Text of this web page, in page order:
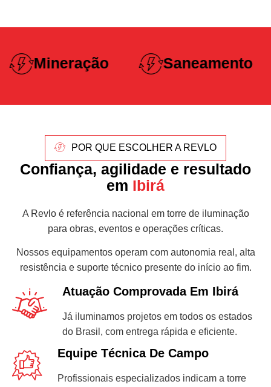
Saneamento
Pesada
POR QUE ESCOLHER A REVLO
Confiança, agilidade e resultado
em Ibirá
A Revlo é referência nacional em torre de iluminação
para obras, eventos e operações críticas.
Nossos equipamentos operam com autonomia real, alta
resistência e suporte técnico presente do início ao fim.
Atuação Comprovada Em Ibirá
Já iluminamos projetos em todos os estados
do Brasil, com entrega rápida e eficiente.
Equipe Técnica De Campo
Profissionais especializados indicam a torre